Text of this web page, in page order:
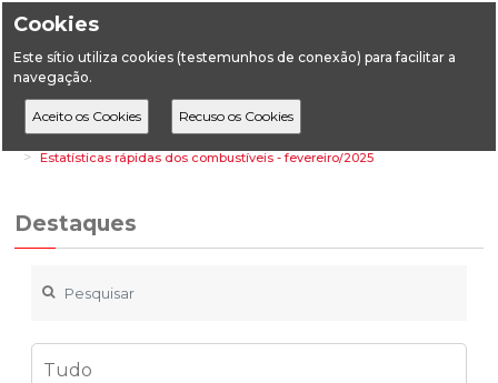
Cookies
Este sítio utiliza cookies (testemunhos de conexão) para facilitar a
navegação.
HomeDestaques
Energia
Estatísticas rápidas dos combustíveis - fevereiro/2025
Destaques
Tudo